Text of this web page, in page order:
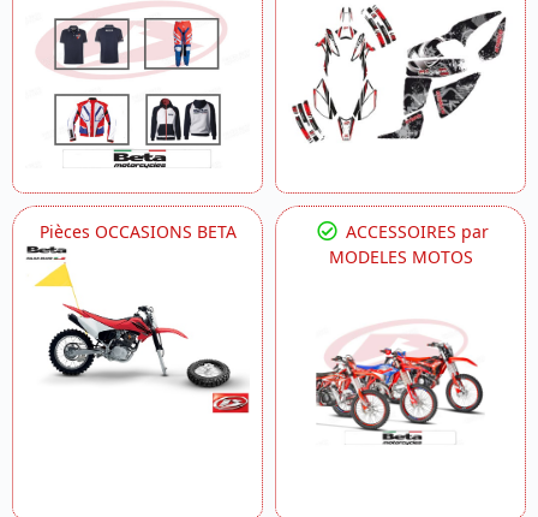
Pièces OCCASIONS BETA
ACCESSOIRES par
MODELES MOTOS